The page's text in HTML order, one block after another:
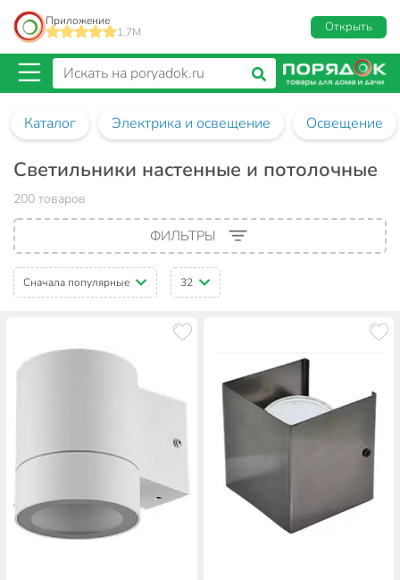
Приложение
1.7M
Открыть
Каталог Электрика и освещение Освещение
Светильники настенные и потолочные
200 товаров
ФИЛЬТРЫ
Сначала популярные 32